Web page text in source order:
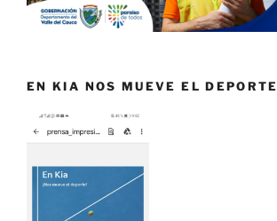
EN KIA NOS MUEVE EL DEPORTE